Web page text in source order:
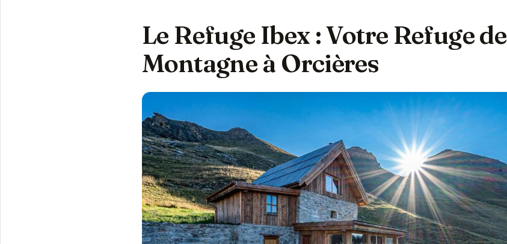
Le Refuge Ibex : Votre Refuge de
Montagne à Orcières